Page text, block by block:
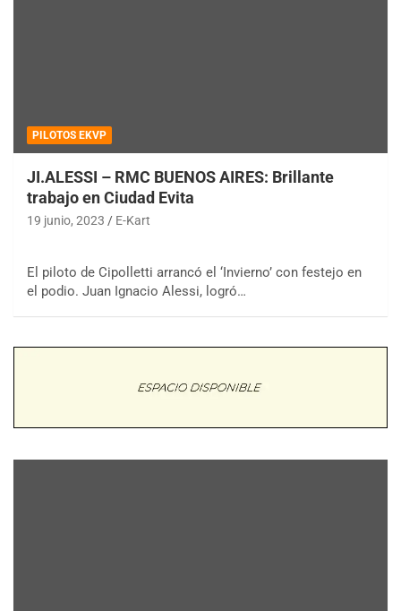
PILOTOS EKVP
JI.ALESSI – RMC BUENOS AIRES: Brillante
trabajo en Ciudad Evita
19 junio, 2023 E-Kart
El piloto de Cipolletti arrancó el ‘Invierno’ con festejo en
el podio. Juan Ignacio Alessi, logró…